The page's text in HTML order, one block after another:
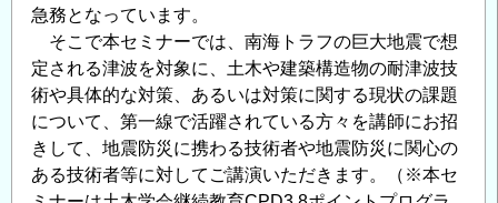
開
発
部
門
高
知
コ
急務となっています。
そこで本セミナーでは、南海トラフの巨大地震で想
定される津波を対象に、土木や建築構造物の耐津波技
術や具体的な対策、あるいは対策に関する現状の課題
について、第一線で活躍されている方々を講師にお招
きして、地震防災に携わる技術者や地震防災に関心の
ある技術者等に対してご講演いただきます。（※本セ